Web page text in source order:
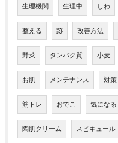
生理機関 生理中 しわ
整える 跡 改善方法
野菜 タンパク質 小麦
お肌 メンテナンス 対策
筋トレ おでこ 気になる
陶肌クリーム スピキュール